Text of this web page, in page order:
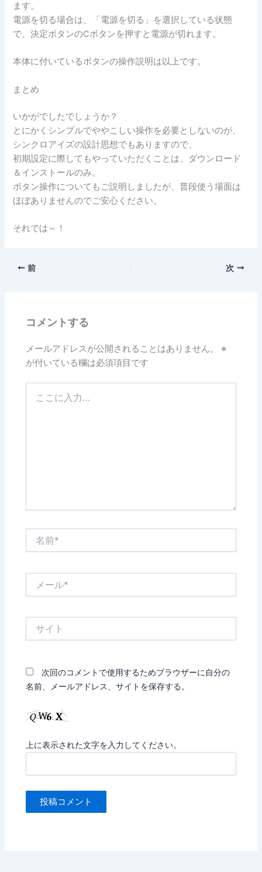
ます。
電源を切る場合は、「電源を切る」を選択している状態
で、決定ボタンのCボタンを押すと電源が切れます。
本体に付いているボタンの操作説明は以上です。
まとめ
いかがでしたでしょうか？
とにかくシンプルでややこしい操作を必要としないのが、
シンクロアイズの設計思想でもありますので、
初期設定に際してもやっていただくことは、ダウンロード
＆インストールのみ。
ボタン操作についてもご説明しましたが、普段使う場面は
ほぼありませんのでご安心ください。
それでは～！
前 次
コメントする
メールアドレスが公開されることはありません。
※
が付いている欄は必須項目です
次回のコメントで使用するためブラウザーに自分の
名前、メールアドレス、サイトを保存する。
上に表示された文字を入力してください。